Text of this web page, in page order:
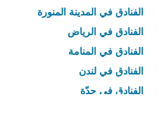
الفنادق في المدينة المنورة
الفنادق في الرياض
الفنادق في المنامة
الفنادق في لندن
الفنادق في جدّة